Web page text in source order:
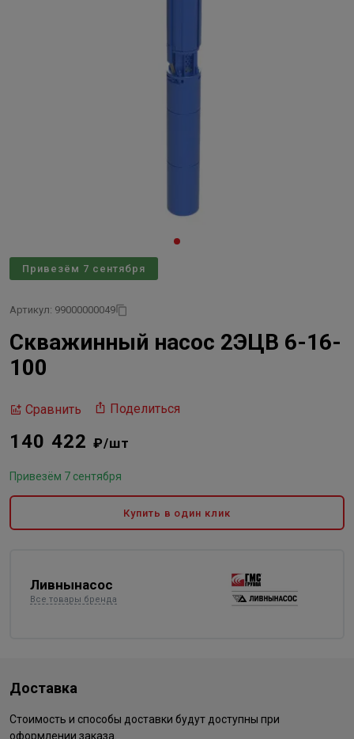
Привезём 7 сентября
Артикул: 99000000049
Скважинный насос 2ЭЦВ 6-16-
100
Сравнить Поделиться
140 422 ₽/шт
Привезём 7 сентября
Купить в один клик
Ливнынасос
Все товары бренда
Доставка
Стоимость и способы доставки будут доступны при
оформлении заказа.